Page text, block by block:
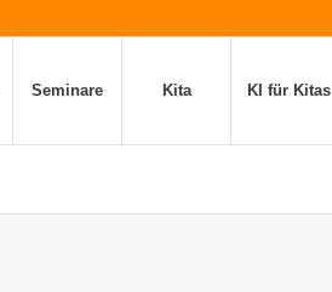
Seminare Kita KI für Kitas